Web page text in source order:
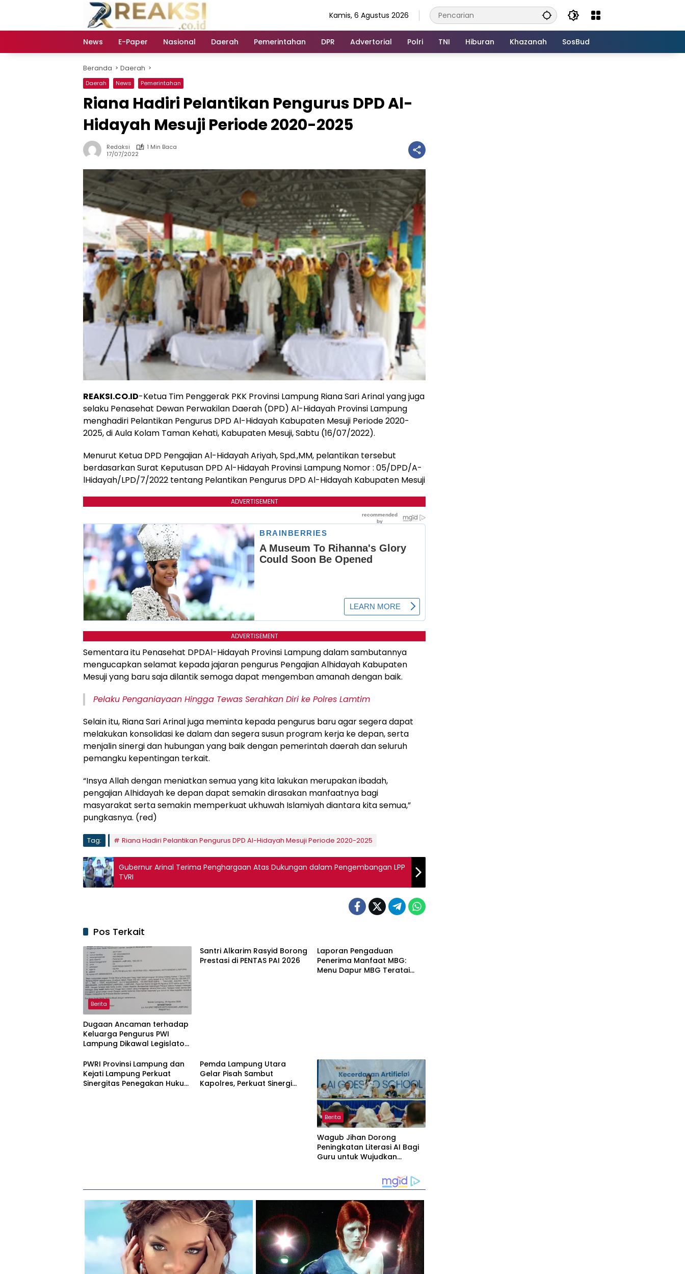
Kamis, 6 Agustus 2026
News E-Paper Nasional Daerah Pemerintahan DPR Advertorial Polri TNI Hiburan Khazanah SosBud
Beranda Daerah
Daerah News Pemerintahan
Riana Hadiri Pelantikan Pengurus DPD Al-
Hidayah Mesuji Periode 2020-2025
Redaksi
1 Min Baca
17/07/2022
REAKSI.CO.ID-Ketua Tim Penggerak PKK Provinsi Lampung Riana Sari Arinal yang juga
selaku Penasehat Dewan Perwakilan Daerah (DPD) Al-Hidayah Provinsi Lampung
menghadiri Pelantikan Pengurus DPD Al-Hidayah Kabupaten Mesuji Periode 2020-
2025, di Aula Kolam Taman Kehati, Kabupaten Mesuji, Sabtu (16/07/2022).
Menurut Ketua DPD Pengajian Al-Hidayah Ariyah, Spd.,MM, pelantikan tersebut
berdasarkan Surat Keputusan DPD Al-Hidayah Provinsi Lampung Nomor : 05/DPD/A-
lHidayah/LPD/7/2022 tentang Pelantikan Pengurus DPD Al-Hidayah Kabupaten Mesuji
ADVERTISEMENT
ADVERTISEMENT
Sementara itu Penasehat DPDAl-Hidayah Provinsi Lampung dalam sambutannya
mengucapkan selamat kepada jajaran pengurus Pengajian Alhidayah Kabupaten
Mesuji yang baru saja dilantik semoga dapat mengemban amanah dengan baik.
Pelaku Penganiayaan Hingga Tewas Serahkan Diri ke Polres Lamtim
Selain itu, Riana Sari Arinal juga meminta kepada pengurus baru agar segera dapat
melakukan konsolidasi ke dalam dan segera susun program kerja ke depan, serta
menjalin sinergi dan hubungan yang baik dengan pemerintah daerah dan seluruh
pemangku kepentingan terkait.
“Insya Allah dengan meniatkan semua yang kita lakukan merupakan ibadah,
pengajian Alhidayah ke depan dapat semakin dirasakan manfaatnya bagi
masyarakat serta semakin memperkuat ukhuwah Islamiyah diantara kita semua,”
pungkasnya. (red)
Tag: Riana Hadiri Pelantikan Pengurus DPD Al-Hidayah Mesuji Periode 2020-2025
Gubernur Arinal Terima Penghargaan Atas Dukungan dalam Pengembangan LPP
TVRI
Pos Terkait
Berita
Dugaan Ancaman terhadap
Keluarga Pengurus PWI
Lampung Dikawal Legislator
Santri Alkarim Rasyid Borong
Prestasi di PENTAS PAI 2026
Laporan Pengaduan
Penerima Manfaat MBG:
Menu Dapur MBG Teratai
PWRI Provinsi Lampung dan
Kejati Lampung Perkuat
Sinergitas Penegakan Hukum
Pemda Lampung Utara
Gelar Pisah Sambut
Kapolres, Perkuat Sinergi
Berita
Wagub Jihan Dorong
Peningkatan Literasi AI Bagi
Guru untuk Wujudkan